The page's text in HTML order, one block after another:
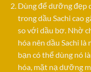
Dùng để dưỡng đẹp
trong dầu Sachi cao
so với dầu bơ. Nhờ
hóa nên dầu Sachi
bạn có thể dùng nó
hóa, mặt nạ dưỡng